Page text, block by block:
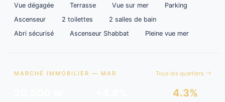
Vue dégagée Terrasse Vue sur mer
Parking
Ascenseur
2 toilettes
2 salles de bain
Abri sécurisé
Ascenseur Shabbat Pleine vue mer
MARCHÉ IMMOBILIER — MAR Tous les quartiers
4.3%